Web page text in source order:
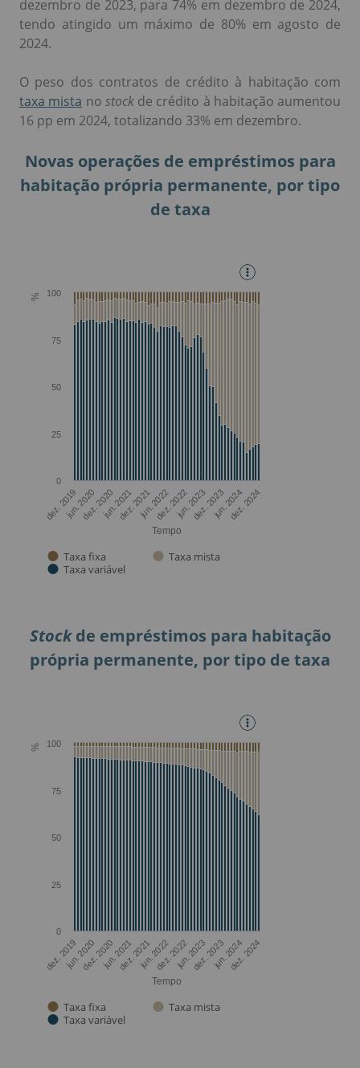
dezembro de 2023, para 74% em dezembro de 2024,
tendo atingido um máximo de 80% em agosto de
2024.
O peso dos contratos de crédito à habitação com
taxa mista no stockde crédito à habitação aumentou
16 pp em 2024, totalizando 33% em dezembro.
Novas operações de empréstimos para
habitação própria permanente, por tipo
de taxa
Stockde empréstimos para habitação
própria permanente, por tipo de taxa